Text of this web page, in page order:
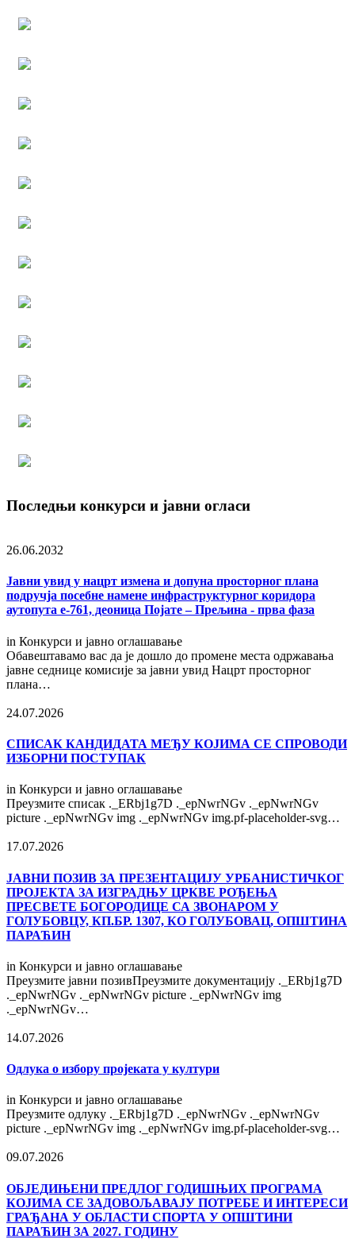
Последњи конкурси и јавни огласи
26.06.2032
Јавни увид у нацрт измена и допуна просторног плана
подручја посебне намене инфраструктурног коридора
аутопута е-761, деоница Појате – Прељина - прва фаза
in Конкурси и јавно оглашавање
Обавештавамо вас да је дошло до промене места одржавања
јавне седнице комисије за јавни увид Нацрт просторног
плана…
24.07.2026
СПИСАК КАНДИДАТА МЕЂУ КОЈИМА СЕ СПРОВОДИ
ИЗБОРНИ ПОСТУПАК
in Конкурси и јавно оглашавање
Преузмите списак ._ERbj1g7D ._epNwrNGv ._epNwrNGv
picture ._epNwrNGv img ._epNwrNGv img.pf-placeholder-svg…
17.07.2026
ЈАВНИ ПОЗИВ ЗА ПРЕЗЕНТАЦИЈУ УРБАНИСТИЧКОГ
ПРОЈЕКТА ЗА ИЗГРАДЊУ ЦРКВЕ РОЂЕЊА
ПРЕСВЕТЕ БОГОРОДИЦЕ СА ЗВОНАРОМ У
ГОЛУБОВЦУ, КП.БР. 1307, КО ГОЛУБОВАЦ, ОПШТИНА
ПАРАЋИН
in Конкурси и јавно оглашавање
Преузмите јавни позивПреузмите документацију ._ERbj1g7D
._epNwrNGv ._epNwrNGv picture ._epNwrNGv img
._epNwrNGv…
14.07.2026
Одлука о избору пројеката у култури
in Конкурси и јавно оглашавање
Преузмите одлуку ._ERbj1g7D ._epNwrNGv ._epNwrNGv
picture ._epNwrNGv img ._epNwrNGv img.pf-placeholder-svg…
09.07.2026
OБЈЕДИЊЕНИ ПРЕДЛОГ ГОДИШЊИХ ПРОГРАМА
КОЈИМА СЕ ЗАДОВОЉАВАЈУ ПОТРЕБЕ И ИНТЕРЕСИ
ГРАЂАНА У ОБЛАСТИ СПОРТА У ОПШТИНИ
ПАРАЋИН ЗА 2027. ГОДИНУ